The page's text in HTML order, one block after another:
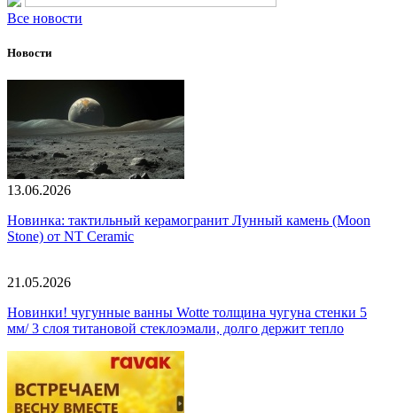
Все новости
Новости
13.06.2026
Новинка: тактильный керамогранит Лунный камень (Moon
Stone) от NT Ceramic
21.05.2026
Новинки! чугунные ванны Wotte толщина чугуна стенки 5
мм/ 3 слоя титановой стеклоэмали, долго держит тепло